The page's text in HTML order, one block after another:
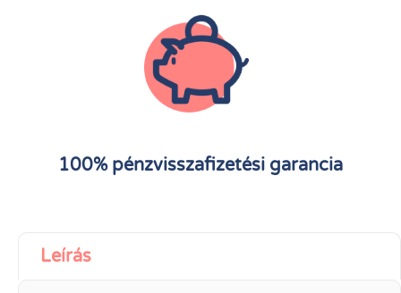
100% pénzvisszafizetési garancia
Leírás